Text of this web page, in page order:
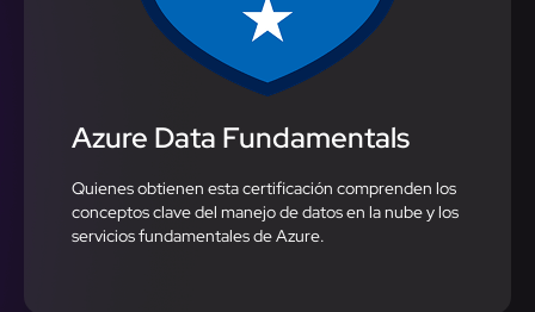
Azure Data Fundamentals
Quienes obtienen esta certificación comprenden los
conceptos clave del manejo de datos en la nube y los
servicios fundamentales de Azure.